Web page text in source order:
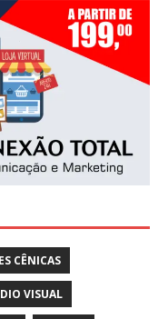
CÊNICAS
VISUAL